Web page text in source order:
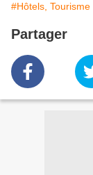
Partager